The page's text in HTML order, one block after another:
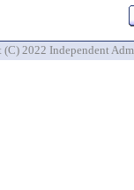
2022 Independent